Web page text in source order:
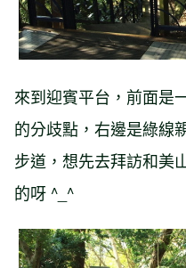
來到迎賓平台，前面是
的分歧點，右邊是綠線
步道，想先去拜訪和美
的呀 ^_^